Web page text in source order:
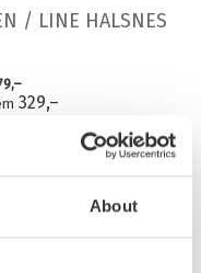
About
/ LINE HALSNES
329,–